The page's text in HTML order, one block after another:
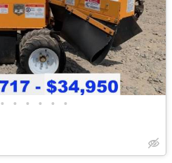
• • • • • •